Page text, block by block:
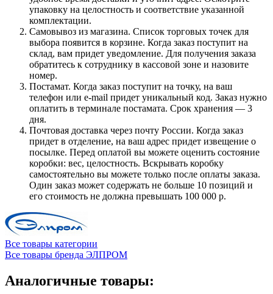
упаковку на целостность и соответствие указанной
комплектации.
Самовывоз из магазина. Список торговых точек для
выбора появится в корзине. Когда заказ поступит на
склад, вам придет уведомление. Для получения заказа
обратитесь к сотруднику в кассовой зоне и назовите
номер.
Постамат. Когда заказ поступит на точку, на ваш
телефон или e-mail придет уникальный код. Заказ нужно
оплатить в терминале постамата. Срок хранения — 3
дня.
Почтовая доставка через почту России. Когда заказ
придет в отделение, на ваш адрес придет извещение о
посылке. Перед оплатой вы можете оценить состояние
коробки: вес, целостность. Вскрывать коробку
самостоятельно вы можете только после оплаты заказа.
Один заказ может содержать не больше 10 позиций и
его стоимость не должна превышать 100 000 р.
Все товары категории
Все товары бренда ЭЛПРОМ
Аналогичные товары: